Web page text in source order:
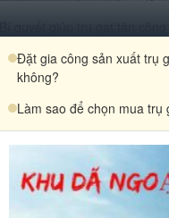
Đặt gia công sản xuất trụ
không?
Làm sao để chọn mua